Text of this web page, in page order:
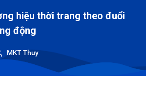
hiệu thời trang theo đuổi
động
MKT Thuy